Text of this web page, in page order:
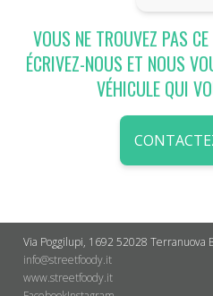
VOUS NE TROUVEZ PAS
ÉCRIVEZ-NOUS ET NOUS
VÉHICULE QUI
Via Poggilupi, 1692 52028 Terranuova
info@streetfoody.it
www.streetfoody.it